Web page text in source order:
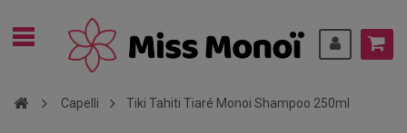
Capelli Tiki Tahiti Tiaré Monoi Shampoo 250ml